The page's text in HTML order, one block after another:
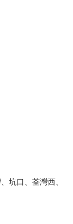
坑口、荃灣西、